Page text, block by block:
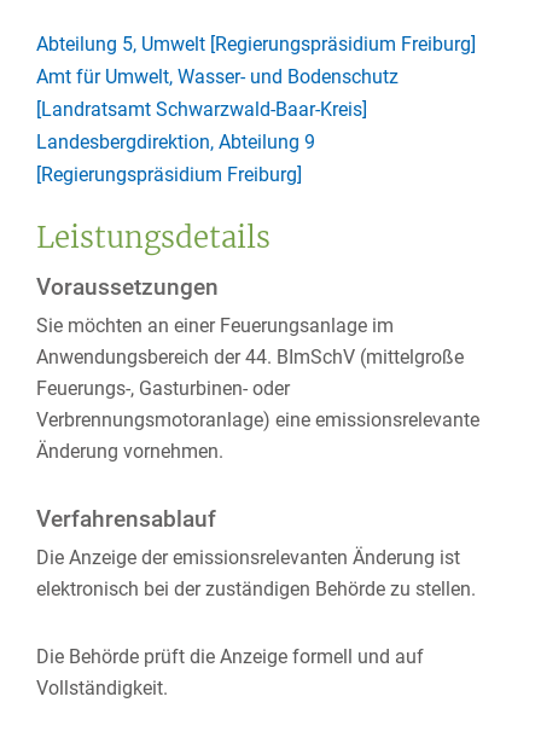
Abteilung 5, Umwelt [Regierungspräsidium Freiburg]
Amt für Umwelt, Wasser- und Bodenschutz
[Landratsamt Schwarzwald-Baar-Kreis]
Landesbergdirektion, Abteilung 9
[Regierungspräsidium Freiburg]
Leistungsdetails
Voraussetzungen
Sie möchten an einer Feuerungsanlage im
Anwendungsbereich der 44. BImSchV (mittelgroße
Feuerungs-, Gasturbinen- oder
Verbrennungsmotoranlage) eine emissionsrelevante
Änderung vornehmen.
Verfahrensablauf
Die Anzeige der emissionsrelevanten Änderung ist
elektronisch bei der zuständigen Behörde zu stellen.
Die Behörde prüft die Anzeige formell und auf
Vollständigkeit.